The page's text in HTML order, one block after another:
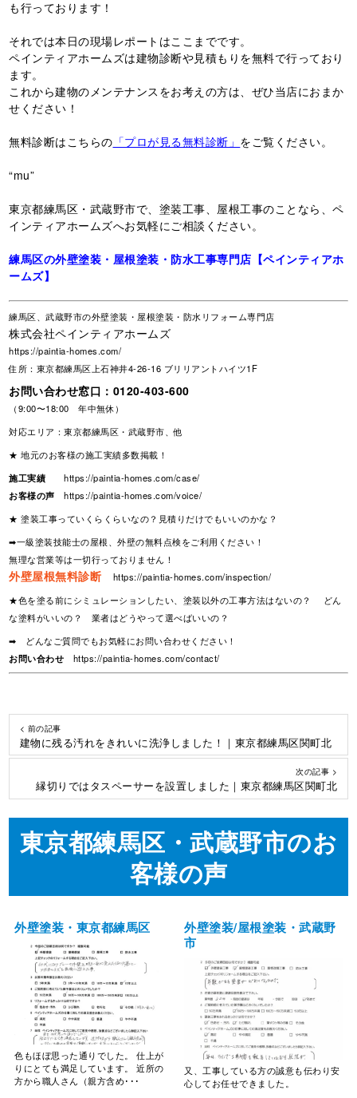
も行っております！
それでは本日の現場レポートはここまでです。
ペインティアホームズは建物診断や見積もりを無料で行っており
ます。
これから建物のメンテナンスをお考えの方は、ぜひ当店におまか
せください！
無料診断はこちらの 「プロが見る無料診断」 をご覧ください。
“mu”
東京都練馬区・武蔵野市で、塗装工事、屋根工事のことなら、ペ
インティアホームズへお気軽にご相談ください。
練馬区の外壁塗装・屋根塗装・防水工事専門店【ペインティアホ
ームズ】
練馬区、武蔵野市の外壁塗装・屋根塗装・防水リフォーム専門店
株式会社ペインティアホームズ
https://paintia-homes.com/
住所：東京都練馬区上石神井4-26-16 ブリリアントハイツ1F
お問い合わせ窓口： 0120-403-600
（9:00〜18:00 年中無休）
対応エリア：東京都練馬区・武蔵野市、他
★ 地元のお客様の施工実績多数掲載！
施工実績
https://paintia-homes.com/case/
お客様の声
https://paintia-homes.com/voice/
★ 塗装工事っていくらくらいなの？見積りだけでもいいのかな？
➡一級塗装技能士の屋根、外壁の無料点検をご利用ください！
無理な営業等は一切行っておりません！
外壁屋根無料診断
https://paintia-homes.com/inspection/
★色を塗る前にシミュレーションしたい、塗装以外の工事方法はないの？ どん
な塗料がいいの？ 業者はどうやって選べばいいの？
➡ どんなご質問でもお気軽にお問い合わせください！
お問い合わせ
https://paintia-homes.com/contact/
< 前の記事
建物に残る汚れをきれいに洗浄しました！｜東京都練馬区関町北
次の記事 >
縁切りではタスペーサーを設置しました｜東京都練馬区関町北
東京都練馬区・武蔵野市のお
客様の声
外壁塗装・東京都練馬区
色もほぼ思った通りでした。 仕上が
りにとても満足しています。 近所の
方から職人さん（親方含め･･･
外壁塗装/屋根塗装・武蔵野
市
又、工事している方の誠意も伝わり安
心してお任せできました。